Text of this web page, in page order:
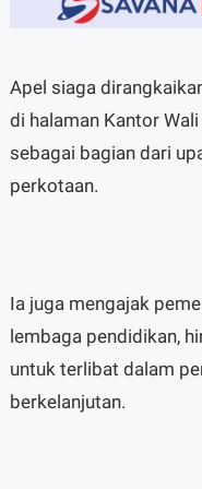
Apel siaga
di halaman Kantor
sebagai bagian dari
perkotaan.
Ia juga mengajak
lembaga pendidikan,
untuk terlibat dalam
berkelanjutan.